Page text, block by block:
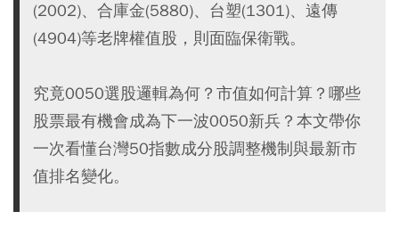
(2002)、合庫金(5880)、台塑(1301)、遠傳
(4904)等老牌權值股，則面臨保衛戰。
究竟0050選股邏輯為何？市值如何計算？哪些
股票最有機會成為下一波0050新兵？本文帶你
一次看懂台灣50指數成分股調整機制與最新市
值排名變化。